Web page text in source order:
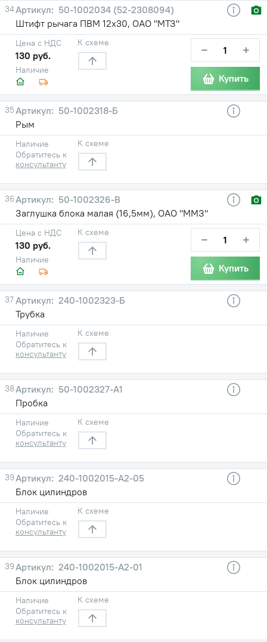
34
50-1002034 (52-2308094)
Штифт рычага ПВМ 12х30, ОАО "МТЗ"
Наличие
Цена с НДС
130 руб.
К схеме − +
Купить
35
50-1002318-Б
Рым
Наличие
Обратитесь к
консультанту
К схеме
36
50-1002326-В
Заглушка блока малая (16,5мм), ОАО "ММЗ"
Наличие
Цена с НДС
130 руб.
К схеме − +
Купить
37
240-1002323-Б
Трубка
Наличие
Обратитесь к
консультанту
К схеме
38
50-1002327-А1
Пробка
Наличие
Обратитесь к
консультанту
К схеме
39
240-1002015-А2-05
Блок цилиндров
Наличие
Обратитесь к
консультанту
К схеме
39
240-1002015-А2-01
Блок цилиндров
Наличие
Обратитесь к
консультанту
К схеме